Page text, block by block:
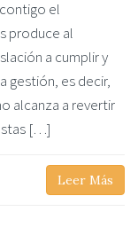
el
produce al
a cumplir y
gestión, es decir,
alcanza a revertir
[…]
Leer Más